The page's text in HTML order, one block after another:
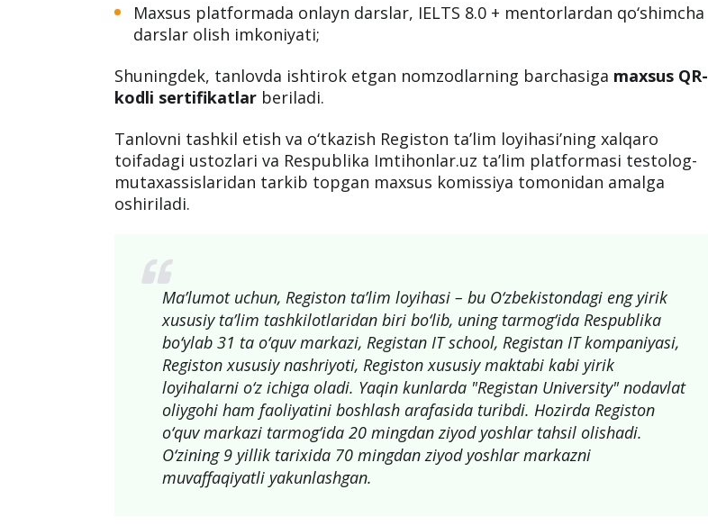
Maxsus platformada onlayn darslar, IELTS 8.0 + mentorlardan qo‘shimcha
darslar olish imkoniyati;
Shuningdek, tanlovda ishtirok etgan nomzodlarning barchasiga maxsus QR-
kodli sertifikatlar beriladi.
Tanlovni tashkil etish va o‘tkazish Registon ta’lim loyihasi’ning xalqaro
toifadagi ustozlari va Respublika Imtihonlar.uz ta’lim platformasi testolog-
mutaxassislaridan tarkib topgan maxsus komissiya tomonidan amalga
oshiriladi.
Ma’lumot uchun, Registon ta’lim loyihasi – bu O‘zbekistondagi eng yirik
xususiy ta’lim tashkilotlaridan biri bo‘lib, uning tarmog‘ida Respublika
bo‘ylab 31 ta o‘quv markazi, Registan IT school, Registan IT kompaniyasi,
Registon xususiy nashriyoti, Registon xususiy maktabi kabi yirik
loyihalarni o‘z ichiga oladi. Yaqin kunlarda "Registan University" nodavlat
oliygohi ham faoliyatini boshlash arafasida turibdi. Hozirda Registon
o‘quv markazi tarmog‘ida 20 mingdan ziyod yoshlar tahsil olishadi.
O‘zining 9 yillik tarixida 70 mingdan ziyod yoshlar markazni
muvaffaqiyatli yakunlashgan.